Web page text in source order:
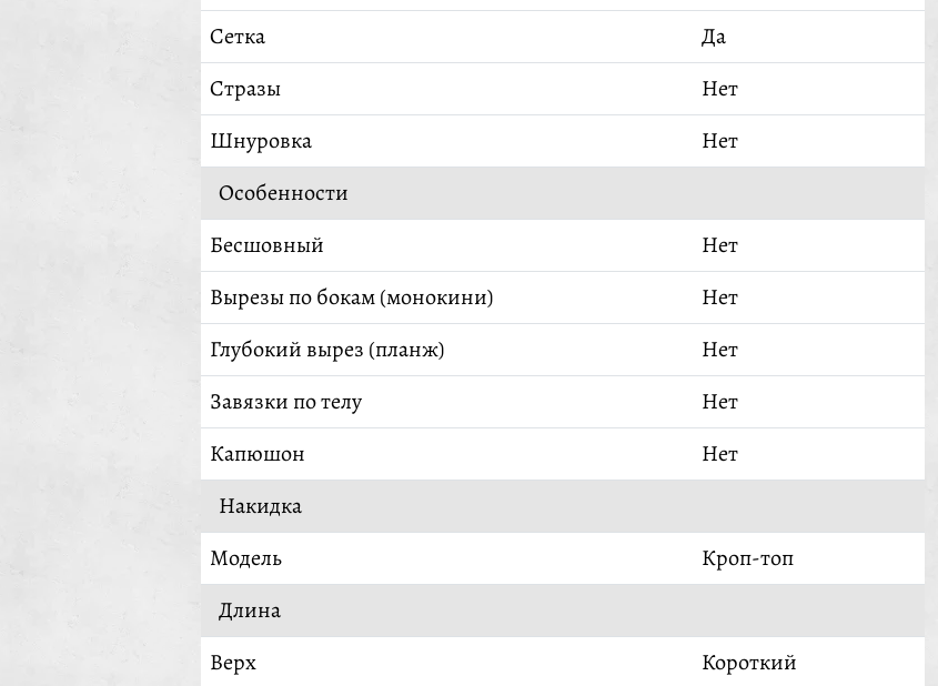
Сетка
Да
Стразы
Нет
Шнуровка
Нет
Особенности
Бесшовный
Нет
Вырезы по бокам (монокини)
Нет
Глубокий вырез (планж)
Нет
Завязки по телу
Нет
Капюшон
Нет
Накидка
Модель
Кроп-топ
Длина
Верх
Короткий